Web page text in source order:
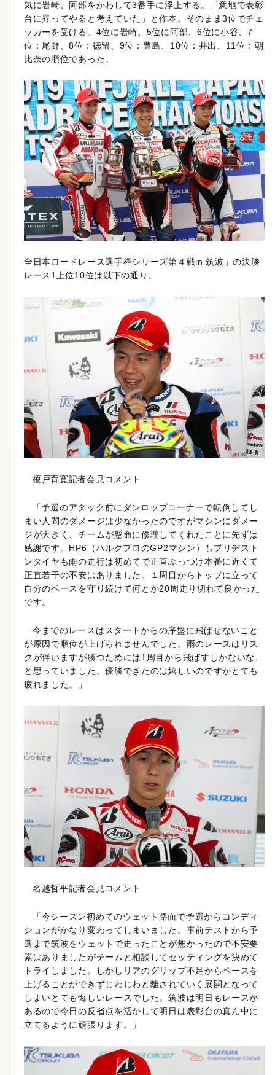
気に岩崎、阿部をかわして3番手に浮上する。「意地で表彰
台に昇ってやると考えていた」と作本。そのまま3位でチェ
ッカーを受ける。4位に岩崎、5位に阿部、6位に小谷、7
位：尾野、8位：徳留、9位：豊島、10位：井出、11位：朝
比奈の順位であった。
全日本ロードレース選手権シリーズ第４戦in 筑波」の決勝
レース1上位10位は以下の通り。
榎戸育寛記者会見コメント
「予選のアタック前にダンロップコーナーで転倒してし
まい人間のダメージは少なかったのですがマシンにダメー
ジが大きく、チームが懸命に修理してくれたことに先ずは
感謝です。HP6（ハルクプロのGP2マシン）もブリヂスト
ンタイヤも雨の走行は初めてで正直ぶっつけ本番に近くて
正直若干の不安はありました。１周目からトップに立って
自分のペースを守り続けて何とか20周走り切れて良かった
です。
今までのレースはスタートからの序盤に飛ばせないこと
が原因で順位が上げられませんでした。雨のレースはリス
クが伴いますが勝つためには1周目から飛ばすしかないな、
と思っていました。優勝できたのは嬉しいのですがとても
疲れました。」
名越哲平記者会見コメント
「今シーズン初めてのウェット路面で予選からコンディ
ションがかなり変わってしまいました。事前テストから予
選まで筑波をウェットで走ったことが無かったので不安要
素はありましたがチームと相談してセッティングを決めて
トライしました。しかしリアのグリップ不足からペースを
上げることができずじわじわと離されていく展開となって
しまいとても悔しいレースでした。筑波は明日もレースが
あるので今日の反省点を活かして明日は表彰台の真ん中に
立てるように頑張ります。」